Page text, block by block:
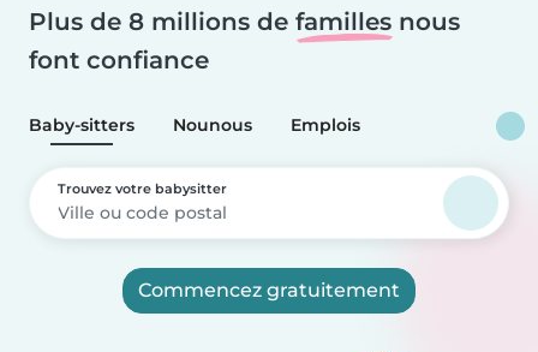
Plus de 8 millions de familles nous
font confiance
Baby-sitters Nounous Emplois
Trouvez votre babysitter
Commencez gratuitement